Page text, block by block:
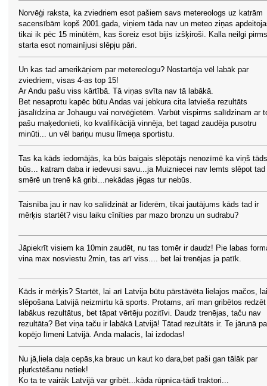
Norvēģi raksta, ka zviedriem esot pašiem savs metereologs uz katrām
sacensībām kopš 2001.gada, viņiem tāda nav un meteo ziņas
tikai ik pēc 15 minūtēm, kas šoreiz esot bijis izšķiroši. Kalla neilgi pirms
starta esot nomainījusi slēpju pāri.
Un kas tad amerikāņiem par metereologu? Nostartēja vēl labāk par
zviedriem, visas 4-as top 15!
Ar Andu pašu viss kārtībā. Tā viņas svīta nav tā labākā.
Bet nesaprotu kapēc būtu Andas vai jebkura cita latvieša rezultāts
jāsalīdzina ar Johaugu vai norvēģietēm. Varbūt vispirms salīdzinam ar
pašu maķedonieti, ko kvalifikācijā vinnēja, bet tagad zaudēja pusotru
minūti... un vēl bariņu musu līmeņa sportistu.
Tas ka kāds iedomājās, ka būs baigais slēpotājs nenozīmē ka viņš tāds
būs... katram daba ir iedevusi savu...ja Muizniecei nav lemts slēpot tad
smērē un trenē kā gribi...nekādas jēgas tur nebūs.
Taisnība jau ir nav ko salīdzināt ar līderēm, tikai jautājums kāds tad ir
mērķis startēt? visu laiku cīnīties par mazo bronzu un sudrabu?
Jāpiekrīt visiem ka 10min zaudēt, nu tas tomēr ir daudz! Pie labas
vina max nosviestu 2min, tas arī viss.... bet lai trenējas ja patīk.
Kāds ir mērķis? Startēt, lai arī Latvija būtu pārstāvēta lielajos mačos, lai
slēpošana Latvijā neizmirtu kā sports. Protams, arī man gribētos redzēt
labākus rezultātus, bet tāpat vērtēju pozitīvi. Daudz trenējas, taču nav
rezultāta? Bet viņa taču ir labākā Latvijā! Tātad rezultāts ir. Te jārunā
kopējo līmeni Latvijā. Anda malacis, lai izdodas!
Nu jā,liela daļa cepās,ka brauc un kaut ko dara,bet paši gan tālāk par
pļurkstēšanu netiek!
Ko ta te vairāk Latvijā var gribēt...kāda rūpnīca-tādi traktori...